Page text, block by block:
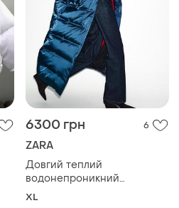
6300 грн 6
ZARA
Довгий теплий
водонепроникний
вітрозахисний пуховик zara
XL